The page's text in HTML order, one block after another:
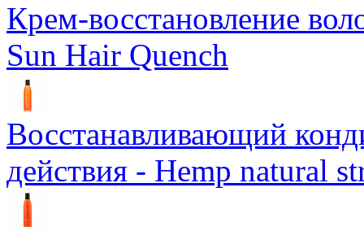
Крем-восстановление
Sun Hair Quench
Восстанавливающий
действия - Hemp natural